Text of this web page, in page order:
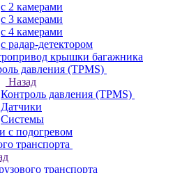
с 2 камерами
с 3 камерами
с 4 камерами
с радар-детектором
крышки багажника
давления (TPMS)
Назад
Контроль давления (TPMS)
Датчики
Системы
с подогревом
транспорта
транспорта